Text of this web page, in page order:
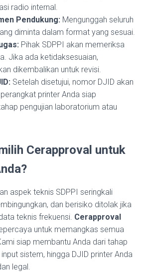
radio internal.
Pendukung: Mengunggah seluruh
diminta dalam format yang sesuai.
Pihak SDPPI akan memeriksa
Jika ada ketidaksesuaian,
dikembalikan untuk revisi.
Setelah disetujui, nomor DJID akan
printer Anda siap
pengujian laboratorium atau
Cerapproval untuk
aspek teknis SDPPI seringkali
dan berisiko ditolak jika
teknis frekuensi. Cerapproval
untuk memangkas semua
siap membantu Anda dari tahap
sistem, hingga DJID printer Anda
legal.